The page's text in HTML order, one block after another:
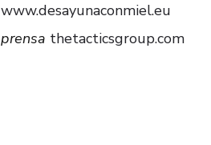
www.desayunaconmiel.eu
thetacticsgroup.com